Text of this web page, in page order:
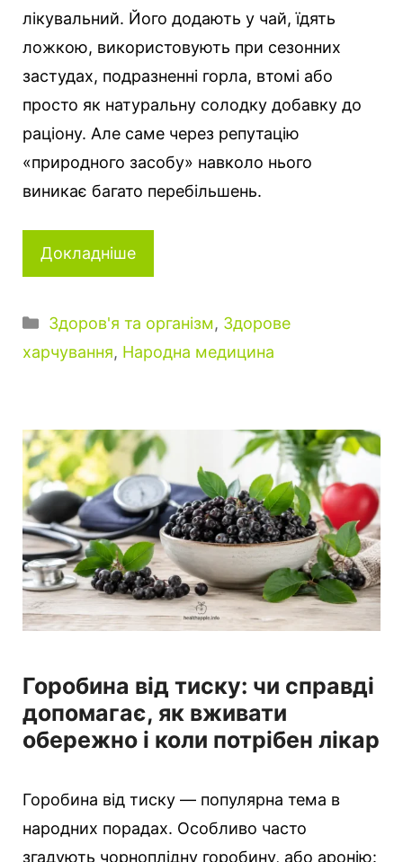
лікувальний. Його додають у чай, їдять
ложкою, використовують при сезонних
застудах, подразненні горла, втомі або
просто як натуральну солодку добавку до
раціону. Але саме через репутацію
«природного засобу» навколо нього
виникає багато перебільшень.
Докладніше
Категорії
Здоров'я та організм, Здорове
харчування, Народна медицина
Горобина від тиску: чи справді
допомагає, як вживати
обережно і коли потрібен лікар
Горобина від тиску — популярна тема в
народних порадах. Особливо часто
згадують чорноплідну горобину, або аронію: